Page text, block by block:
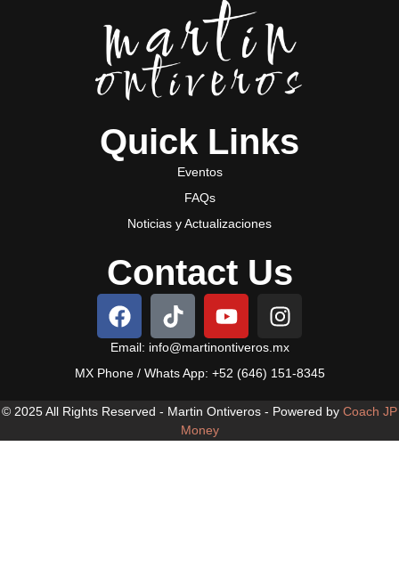
Quick Links
Eventos
FAQs
Noticias y Actualizaciones
Contact Us
Email: info@martinontiveros.mx
MX Phone / Whats App: +52 (646) 151-8345
© 2025 All Rights Reserved - Martin Ontiveros - Powered by Coach JP
Money